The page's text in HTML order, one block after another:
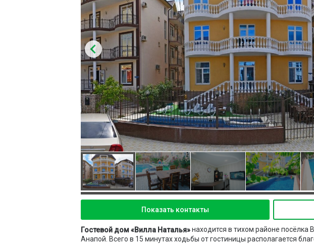
Показать контакты
Гостевой дом «Вилла Наталья»находится в тихом районе посёлка
Анапой. Всего в 15 минутах ходьбы от гостиницы располагается